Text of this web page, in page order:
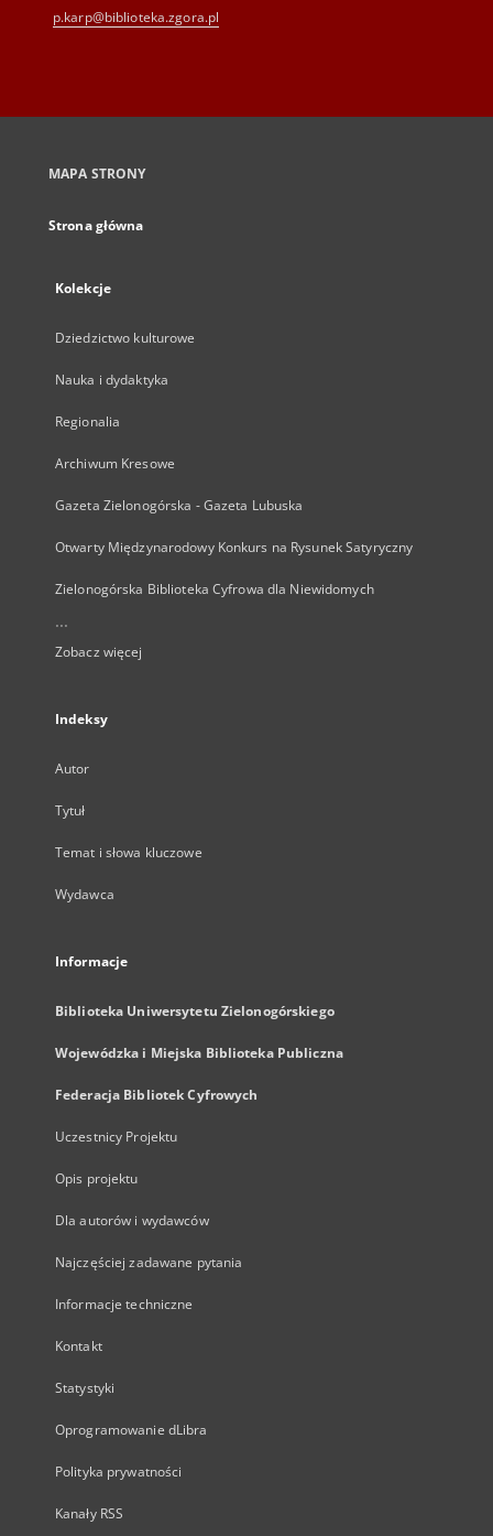
p.karp@biblioteka.zgora.pl
MAPA STRONY
Strona główna
Kolekcje
Dziedzictwo kulturowe
Nauka i dydaktyka
Regionalia
Archiwum Kresowe
Gazeta Zielonogórska - Gazeta Lubuska
Otwarty Międzynarodowy Konkurs na Rysunek Satyryczny
Zielonogórska Biblioteka Cyfrowa dla Niewidomych
...
Zobacz więcej
Indeksy
Autor
Tytuł
Temat i słowa kluczowe
Wydawca
Informacje
Biblioteka Uniwersytetu Zielonogórskiego
Wojewódzka i Miejska Biblioteka Publiczna
Federacja Bibliotek Cyfrowych
Uczestnicy Projektu
Opis projektu
Dla autorów i wydawców
Najczęściej zadawane pytania
Informacje techniczne
Kontakt
Statystyki
Oprogramowanie dLibra
Polityka prywatności
Kanały RSS